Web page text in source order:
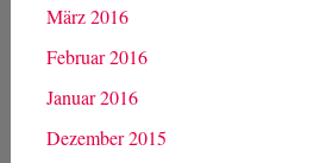
Oktober 2016
September 2016
August 2016
Juli 2016